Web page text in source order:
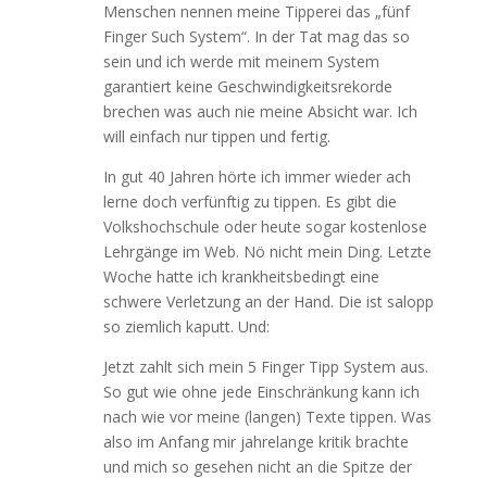
Menschen nennen meine Tipperei das „fünf
Finger Such System“. In der Tat mag das so
sein und ich werde mit meinem System
garantiert keine Geschwindigkeitsrekorde
brechen was auch nie meine Absicht war. Ich
will einfach nur tippen und fertig.
In gut 40 Jahren hörte ich immer wieder ach
lerne doch verfünftig zu tippen. Es gibt die
Volkshochschule oder heute sogar kostenlose
Lehrgänge im Web. Nö nicht mein Ding. Letzte
Woche hatte ich krankheitsbedingt eine
schwere Verletzung an der Hand. Die ist salopp
so ziemlich kaputt. Und:
Jetzt zahlt sich mein 5 Finger Tipp System aus.
So gut wie ohne jede Einschränkung kann ich
nach wie vor meine (langen) Texte tippen. Was
also im Anfang mir jahrelange kritik brachte
und mich so gesehen nicht an die Spitze der